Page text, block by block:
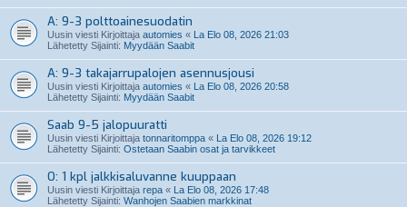
A: 9-3 polttoainesuodatin
Uusin viesti Kirjoittaja automies « La Elo 08, 2026 21:03
Lähetetty Sijainti: Myydään Saabit
A: 9-3 takajarrupalojen asennusjousi
Uusin viesti Kirjoittaja automies « La Elo 08, 2026 20:58
Lähetetty Sijainti: Myydään Saabit
Saab 9-5 jalopuuratti
Uusin viesti Kirjoittaja tonnaritomppa « La Elo 08, 2026 19:12
Lähetetty Sijainti: Ostetaan Saabin osat ja tarvikkeet
O: 1 kpl jalkkisaluvanne kuuppaan
Uusin viesti Kirjoittaja repa « La Elo 08, 2026 17:48
Lähetetty Sijainti: Wanhojen Saabien markkinat